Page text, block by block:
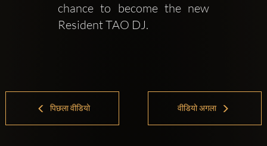
chance to become the new
Resident TAO DJ.
पिछला वीडियो वीडियो अगला